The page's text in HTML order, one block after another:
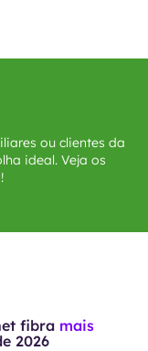
ou clientes da
ideal. Veja os
fibra mais
2026